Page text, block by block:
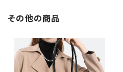
ロング スカートスーツ オフィス
ー 卒業式 入学式 卒園式 入園
式 お呼ばれ ベージュ 10代 20
代 30代 40代 C-WAW1072
その他の商品